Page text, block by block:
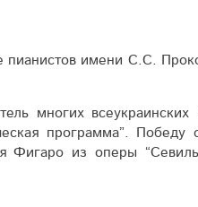
пианистов имени С.С.
многих
программа”. Победу
из оперы